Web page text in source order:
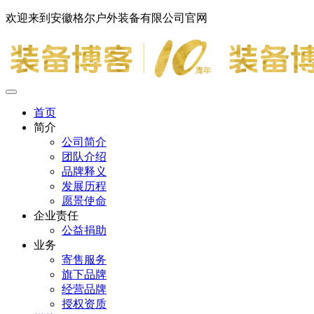
欢迎来到安徽格尔户外装备有限公司官网
首页
简介
公司简介
团队介绍
品牌释义
发展历程
愿景使命
企业责任
公益捐助
业务
寄售服务
旗下品牌
经营品牌
授权资质